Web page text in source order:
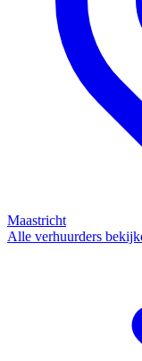
Maastricht
Alle verhuurders